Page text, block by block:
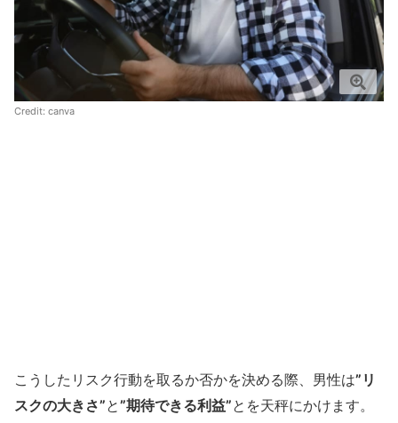
Credit: canva
こうしたリスク行動を取るか否かを決める際、男性は”リ
スクの大きさ”と”期待できる利益”とを天秤にかけます。